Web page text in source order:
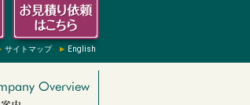
サイトマップ English